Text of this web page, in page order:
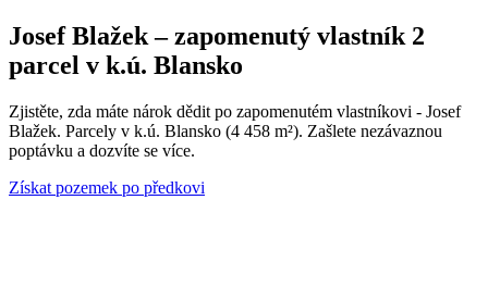
Josef Blažek – zapomenutý vlastník 2
parcel v k.ú. Blansko
Zjistěte, zda máte nárok dědit po zapomenutém vlastníkovi - Josef
Blažek. Parcely v k.ú. Blansko (4 458 m²). Zašlete nezávaznou
poptávku a dozvíte se více.
Získat pozemek po předkovi